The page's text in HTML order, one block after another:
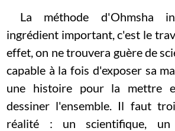
La méthode d'Ohmsha
ingrédient important, c'est le
effet, on ne trouvera guère de
capable à la fois d'exposer sa
une histoire pour la mettre
dessiner l'ensemble. Il faut
réalité : un scientifique, un